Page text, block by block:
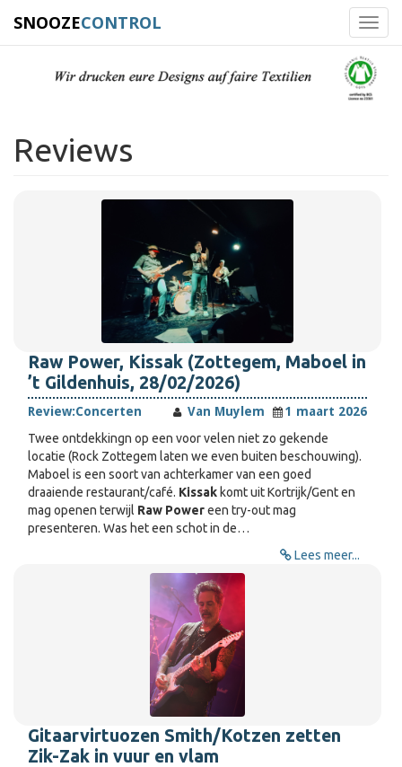
SNOOZECONTROL
Reviews
Raw Power, Kissak (Zottegem, Maboel in
’t Gildenhuis, 28/02/2026)
Review:Concerten Van Muylem
1 maart 2026
Twee ontdekkingn op een voor velen niet zo gekende
locatie (Rock Zottegem laten we even buiten beschouwing).
Maboel is een soort van achterkamer van een goed
draaiende restaurant/café. Kissak komt uit Kortrijk/Gent en
mag openen terwijl Raw Powereen try-out mag
presenteren. Was het een schot in de…
Lees meer...
Gitaarvirtuozen Smith/Kotzen zetten
Zik-Zak in vuur en vlam